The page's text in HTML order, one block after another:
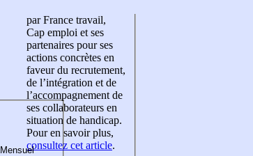
par France travail,
Cap emploi et ses
partenaires pour ses
actions concrètes en
faveur du recrutement,
de l’intégration et de
l’accompagnement de
ses collaborateurs en
situation de handicap.
Pour en savoir plus,
consultez cet article.